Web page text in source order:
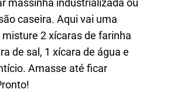
caseira. Aqui vai uma
2 xícaras de farinha
de sal, 1 xícara de água e
Amasse até ficar